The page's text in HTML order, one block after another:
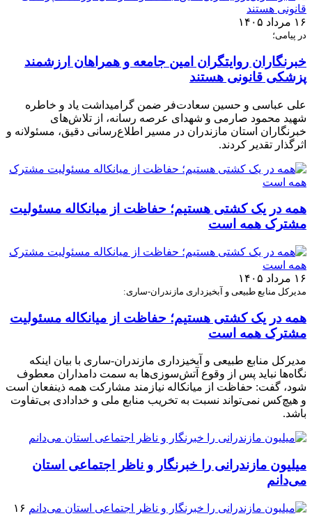
۱۶ مرداد ۱۴۰۵
در پیامی؛
خبرنگاران روایتگران امین جامعه و همراهان ارزشمند
پزشکی قانونی هستند
علی عباسی و حسین سعادت‌فر ضمن گرامیداشت یاد و خاطره
شهید محمود صارمی و شهدای عرصه رسانه، از تلاش‌های
خبرنگاران استان مازندران در مسیر اطلاع‌رسانی دقیق، مسئولانه و
اثرگذار تقدیر کردند.
همه در یک کشتی هستیم؛ حفاظت از میانکاله مسئولیت
مشترک همه است
۱۶ مرداد ۱۴۰۵
مدیرکل منابع طبیعی و آبخیزداری مازندران-ساری:
همه در یک کشتی هستیم؛ حفاظت از میانکاله مسئولیت
مشترک همه است
مدیرکل منابع طبیعی و آبخیزداری مازندران-ساری با بیان اینکه
نگاه‌ها نباید پس از وقوع آتش‌سوزی‌ها به سمت دامداران معطوف
شود، گفت: حفاظت از میانکاله نیازمند مشارکت همه ذینفعان است
و هیچ‌کس نمی‌تواند نسبت به تخریب منابع ملی و خدادادی بی‌تفاوت
باشد.
میلیون مازندرانی را خبرنگار و ناظر اجتماعی استان
می‌دانم
۱۶